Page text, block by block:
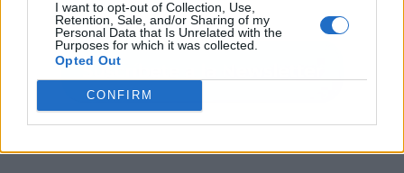
I want to opt-out of Collection, Use,
Retention, Sale, and/or Sharing of my
Personal Data that Is Unrelated with the
Purposes for which it was collected.
Opted Out
CONFIRM